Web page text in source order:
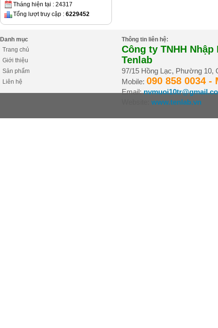
Tháng hiện tại : 24317
Tổng lượt truy cập : 6229452
Danh mục
Trang chủ
Giới thiệu
Sản phẩm
Liên hệ
Thông tin liên hệ:
Công ty TNHH
Tenlab
97/15 Hồng Lạc, Phường 10,
Mobile: 090 858 0034 -
Email:
www.tenlab.vn